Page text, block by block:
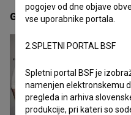
Galerija(4)
pogojev od dne objave
vse uporabnike portala.
2.SPLETNI PORTAL BSF
Spletni portal BSF je
namenjen elektronskemu
pregleda in arhiva
produkcije, pri kateri so